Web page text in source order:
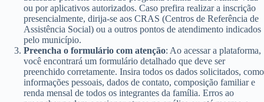
ou por aplicativos autorizados. Caso prefira realizar a inscrição
presencialmente, dirija-se aos CRAS (Centros de Referência de
Assistência Social) ou a outros pontos de atendimento indicados
pelo município.
Preencha o formulário com atenção: Ao acessar a plataforma,
você encontrará um formulário detalhado que deve ser
preenchido corretamente. Insira todos os dados solicitados, como
informações pessoais, dados de contato, composição familiar e
renda mensal de todos os integrantes da família. Erros ao